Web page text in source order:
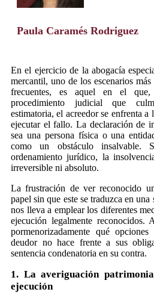
Paula Caramés Rodriguez
En el ejercicio de la abogacía
mercantil, uno de los escenarios
frecuentes, es aquel en el
procedimiento judicial que
estimatoria, el acreedor se enfrenta
ejecutar el fallo. La declaración de
sea una persona física o una
como un obstáculo insalvable.
ordenamiento jurídico, la
irreversible ni absoluto.
La frustración de ver reconocido
papel sin que este se traduzca en
nos lleva a emplear los diferentes
ejecución legalmente reconocidos.
pormenorizadamente qué
deudor no hace frente a sus
sentencia condenatoria en su contra.
1. La averiguación
ejecución